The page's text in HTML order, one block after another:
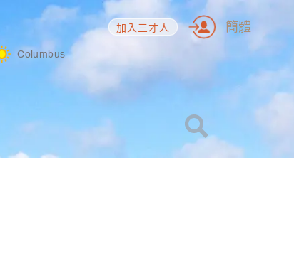
Columbus
加入三才人 簡體